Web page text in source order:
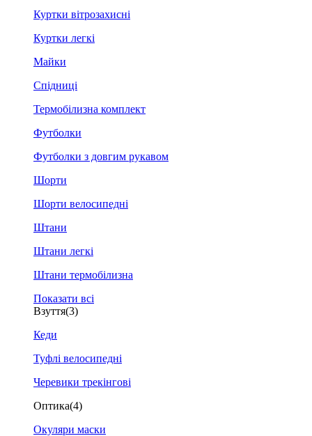
Куртки вітрозахисні
Куртки легкі
Майки
Спідниці
Термобілизна комплект
Футболки
Футболки з довгим рукавом
Шорти
Шорти велосипедні
Штани
Штани легкі
Штани термобілизна
Показати всі
Взуття(3)
Кеди
Туфлі велосипедні
Черевики трекінгові
Оптика(4)
Окуляри маски